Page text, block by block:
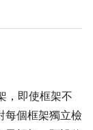
，即使框架不
每個框架獨立檢